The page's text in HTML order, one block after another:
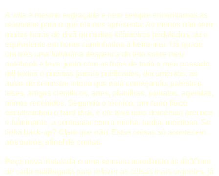
A vida é mesmo engraçada e nem sempre encontramos as
respostas para o que ela nos apresenta. Ao menos não sem
muitas horas de divã ou muitos kilômetros pedalados, ou o
equivalente em horas caminhadas à beira-mar. Há quase
um mês uma luminária despenca do teto sobre meu
notebook e leva, junto com as fotos de todo o meu passado,
mil textos e poemas jamais publicados, documentos, as
aulas do semestre inteiro que está começando, palestras,
teses, artigos científicos, artes, planilhas, contatos, agendas,
mimos recebidos. Segundo o técnico, um dano físico
esculhambou o hard disk, e ele teve uma demência precoce
e fulminante, a contrastar com a minha, tardia, incidiosa. Se
tinha back-up? Claro que não. Estas coisas só acontecem
aos outros, afinal de contas.
Peça nova instalada e uma semana acordando às 4h30min
de cada madrugada para refazer as coisas mais urgentes, já